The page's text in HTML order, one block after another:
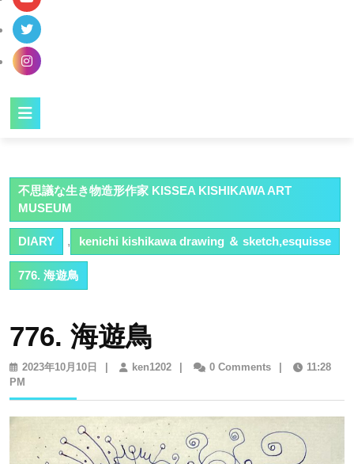
不思議な生き物造形作家 KISSEA KISHIKAWA ART
MUSEUM
DIARY , kenichi kishikawa drawing ＆ sketch,esquisse
776. 海遊鳥
776. 海遊鳥
2023年10月10日
2023
10
日
ken1202ken12020 Comments
11:28
PM